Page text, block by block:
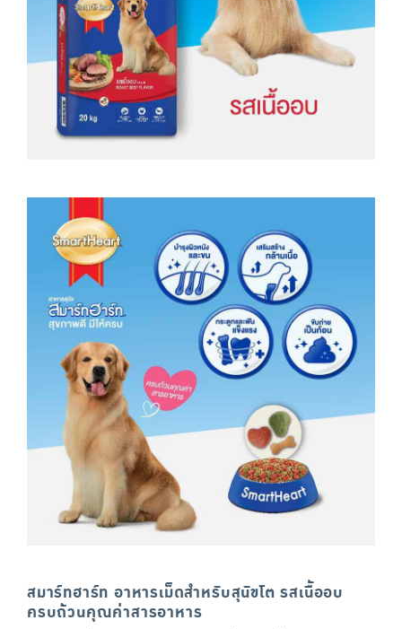
สมาร์ทฮาร์ท อาหารเม็ดสำหรับสุนัขโต รสเนื้ออบ
ครบถ้วนคุณค่าสารอาหาร